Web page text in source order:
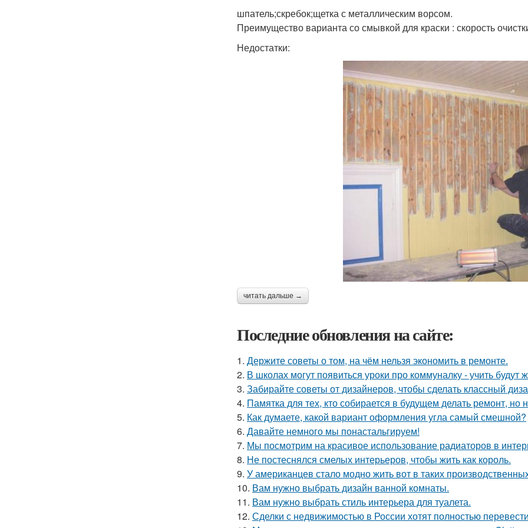
шпатель;скребок;щетка с металлическим ворсом.
Преимущество варианта со смывкой для краски : скорость
Недостатки:
читать дальше →
Последние обновления на сайте:
1. Держите советы о том, на чём нельзя экономить в ремонте.
2. В школах могут появиться уроки про коммуналку - учить
3. Забирайте советы от дизайнеров, чтобы сделать классный
4. Памятка для тех, кто собирается в будущем делать ремонт, но
5. Как думаете, какой вариант оформления угла самый смешной?
6. Давайте немного мы понастальгируем!
7. Мы посмотрим на красивое использование радиаторов в
8. Не постеснялся смелых интерьеров, чтобы жить как король.
9. У американцев стало модно жить вот в таких
10. Вам нужно выбрать дизайн ванной комнаты.
11. Вам нужно выбрать стиль интерьера для туалета.
12. Сделки с недвижимостью в России хотят полностью